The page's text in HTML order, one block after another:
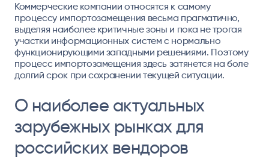
Коммерческие компании относятся к самому
процессу импортозамещения весьма прагматично,
выделяя наиболее критичные зоны и пока не трогая
участки информационных систем с нормально
функционирующими западными решениями. Поэтому
процесс импортозамещения здесь затянется на боле
долгий срок при сохранении текущей ситуации.
О наиболее актуальных
зарубежных рынках для
российских вендоров